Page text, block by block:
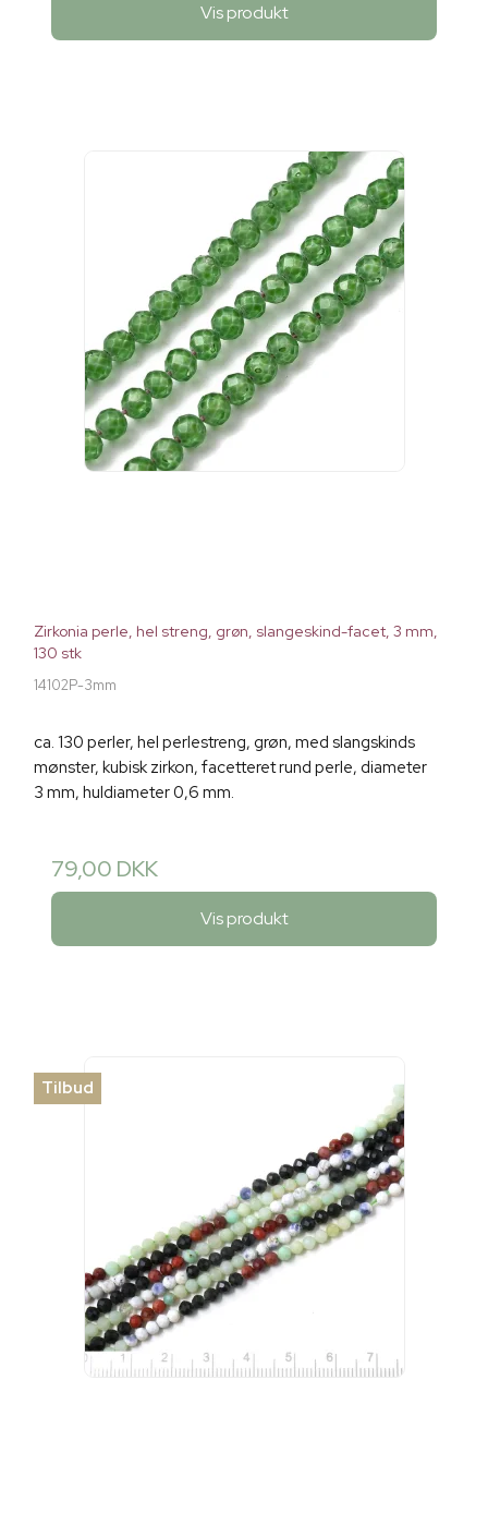
Vis produkt
Zirkonia perle, hel streng, grøn, slangeskind-facet, 3 mm,
130 stk
14102P-3mm
ca. 130 perler, hel perlestreng, grøn, med slangskinds
mønster, kubisk zirkon, facetteret rund perle, diameter
3 mm, huldiameter 0,6 mm.
79,00 DKK
Vis produkt
Tilbud